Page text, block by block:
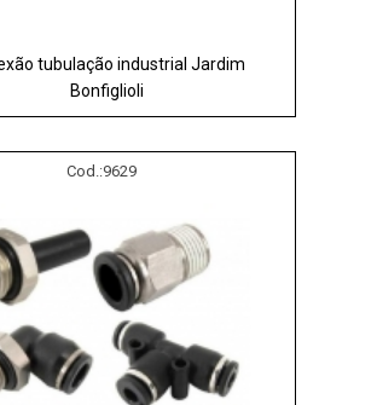
tubulação industrial Jardim
Bonfiglioli
Cod.:9629